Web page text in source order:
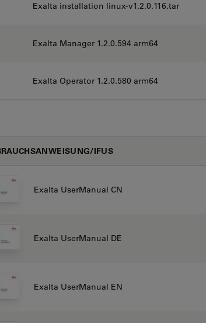
Exalta installation linux-v1.2.0.116.tar
Exalta Manager 1.2.0.594 arm64
Exalta Operator 1.2.0.580 arm64
IFUS
Exalta UserManual CN
Exalta UserManual DE
Exalta UserManual EN